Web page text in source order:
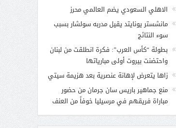
الاهلي السعودي يضم العالمي محرز
مانشستر يونايتد يقيل مدربه سولشار بسبب
سوء النتائج
بطولة “كأس العرب”: فكرة انطلقت من لبنان
واحتضنت بيروت أولى مبارياتها
زاها يتعرض لإهانة عنصرية بعد هزيمة سيتي
منع جماهير باريس سان جرمان من حضور
مباراة فريقهم في مرسيليا خوفاً من العنف